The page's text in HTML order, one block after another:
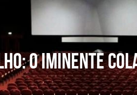
o iminente